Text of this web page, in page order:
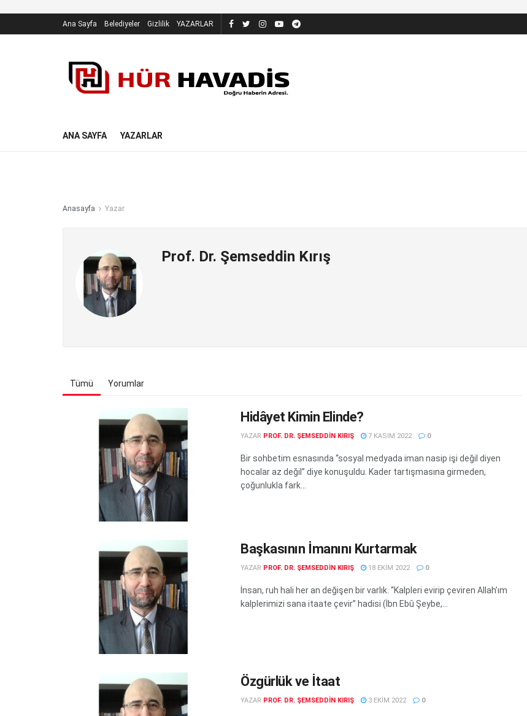
Ana Sayfa Belediyeler Gizlilik YAZARLAR
ANA SAYFA YAZARLAR
Anasayfa Yazar
Prof. Dr. Şemseddin Kırış
Tümü Yorumlar
Hidâyet Kimin Elinde?
YAZAR PROF. DR. ŞEMSEDDIN KIRIŞ 7 KASIM 2022 0
Bir sohbetim esnasında “sosyal medyada iman nasip işi değil diyen
hocalar az değil” diye konuşuldu. Kader tartışmasına girmeden,
çoğunlukla fark...
Başkasının İmanını Kurtarmak
YAZAR PROF. DR. ŞEMSEDDIN KIRIŞ 18 EKIM 2022 0
İnsan, ruh hali her an değişen bir varlık. “Kalpleri evirip çeviren Allah’ım
kalplerimizi sana itaate çevir” hadisi (İbn Ebû Şeybe,...
Özgürlük ve İtaat
YAZAR PROF. DR. ŞEMSEDDIN KIRIŞ 3 EKIM 2022 0